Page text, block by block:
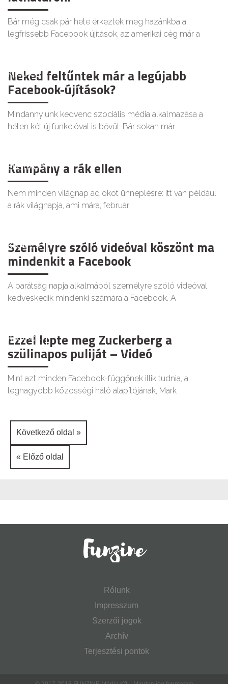
Bár még csak pár hete érkeztek meg hazánkba a
legfrissebb Facebook újítások, az amerikai cég már a
KIKAPCS
Neked feltűntek már a legújabb
Facebook-újítások?
Mindannyiunk kedvenc szociális média alkalmazása a
héten két új funkcióval is bővül. Bár sokan már
ÉLETMÓD
Kampány a rák ellen
Nem minden világnap ad okot ünneplésre: itt van például
a rák világnapja, ami mára, február
KIKAPCS
Személyre szóló videóval köszönt ma
mindenkit a Facebook
A barátság napja alkalmából személyre szóló videóval
kedveskedik mindenki számára a Facebook. A
KIKAPCS
Ezzel lepte meg Zuckerberg a
szülinapos puliját – Videó
Mint azt minden Facebook-függőnek illik tudnia, a
legnagyobb közösségi háló alapítójának, Mark
Következő oldal »
« Előző oldal
Rólunk
Impresszum
Szerzői jogok
Archív
Terjesztési pontok